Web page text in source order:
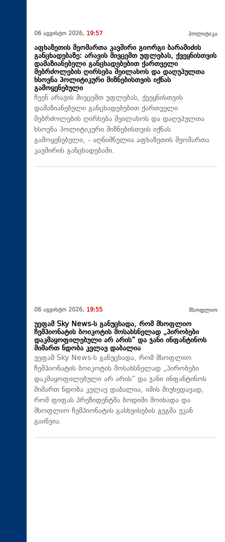
06 აგვისტო 2026, 19:57 პოლიტიკა
აფხაზეთის მეომართა კავშირი გიორგი ბარამიძის
განცხადებაზე: არავის მივცემთ უფლებას, ქვეყნისთვის
დამაზიანებელი განცხადებებით ქართველი
მებრძოლების ღირსება შეილახოს და დაღუპულთა
ხსოვნა პოლიტიკური მიზნებისთვის იქნას
გამოყენებული
ჩვენ არავის მივცემთ უფლებას, ქვეყნისთვის
დამაზიანებელი განცხადებებით ქართველი
მებრძოლების ღირსება შეილახოს და დაღუპულთა
ხსოვნა პოლიტიკური მიზნებისთვის იქნას
გამოყენებული, - აღნიშნულია აფხაზეთის მეომართა
კავშირის განცხადებაში.
06 აგვისტო 2026, 19:55 მსოფლიო
უეფამ Sky News-ს განუცხადა, რომ მსოფლიო
ჩემპიონატის ბოიკოტის მოსახსნელად „პირობები
დაკმაყოფილებული არ არის“ და ჯანი ინფანტინოს
მიმართ ნდობა კვლავ დაბალია
უეფამ Sky News-ს განუცხადა, რომ მსოფლიო
ჩემპიონატის ბოიკოტის მოსახსნელად „პირობები
დაკმაყოფილებული არ არის“ და ჯანი ინფანტინოს
მიმართ ნდობა კვლავ დაბალია, იმის მიუხედავად,
რომ ფიფას პრეზიდენტმა ბოდიში მოიხადა და
მსოფლიო ჩემპიონატის გასხვისების გეგმა უკან
გაიწვია.